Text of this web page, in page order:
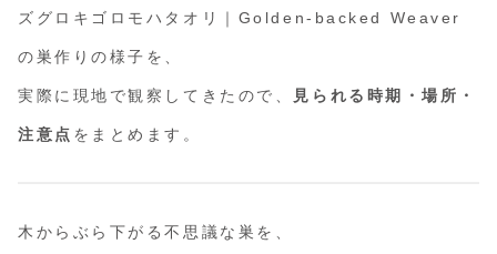
ズグロキゴロモハタオリ｜Golden-backed Weaver
の巣作りの様子を、
実際に現地で観察してきたので、 見られる時期・場所・
注意点 をまとめます。
木からぶら下がる不思議な巣を、